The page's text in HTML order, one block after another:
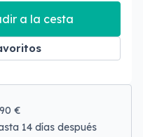
a la cesta
€
14 días después